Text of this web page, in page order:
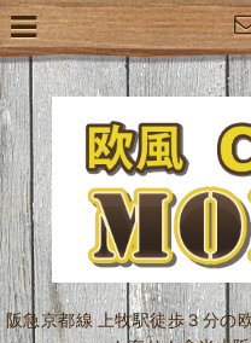
阪急京都線 上牧駅徒歩３分の